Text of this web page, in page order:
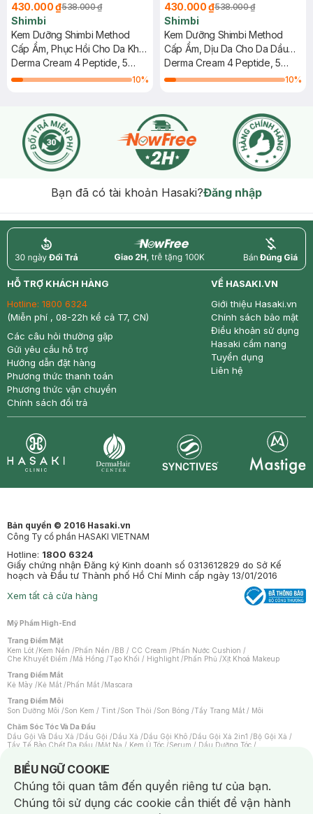
430.000 ₫538.000 ₫
Shimbi
Kem Dưỡng Shimbi Method
Cấp Ẩm, Phục Hồi Cho Da Khô
45g
Derma Cream 4 Peptide, 5
Ceramide, Urea - Rich Moist10%
430.000 ₫538.000 ₫
Shimbi
Kem Dưỡng Shimbi Method
Cấp Ẩm, Dịu Da Cho Da Dầu
45g
Derma Cream 4 Peptide, 5
Ceramide, Urea - Moist Clear
10%
Bạn đã có tài khoản Hasaki?Đăng nhập
return nowfree price
HỖ TRỢ KHÁCH HÀNG
Hotline: 1800 6324
(Miễn phí , 08-22h kể cả T7, CN)
Các câu hỏi thường gặp
Gửi yêu cầu hỗ trợ
Hướng dẫn đặt hàng
Phương thức thanh toán
Phương thức vận chuyển
Chính sách đổi trả
VỀ HASAKI.VN
Giới thiệu Hasaki.vn
Chính sách bảo mật
Điều khoản sử dụng
Hasaki cẩm nang
Tuyển dụng
Liên hệ
Bản quyền © 2016 Hasaki.vn
Công Ty cổ phần HASAKI VIETNAM
Hotline: 1800 6324
Giấy chứng nhận Đăng ký Kinh doanh số 0313612829 do Sở Kế
hoạch và Đầu tư Thành phố Hồ Chí Minh cấp ngày 13/01/2016
Xem tất cả cửa hàng
Mỹ Phẩm High-End
Trang Điểm Mặt
Kem Lót /Kem Nền /Phấn Nền /BB / CC Cream /Phấn Nước Cushion /
Che Khuyết Điểm /Má Hồng /Tạo Khối / Highlight /Phấn Phủ /Xịt Khoá Makeup
Trang Điểm Mắt
Kẻ Mày /Kẻ Mắt /Phấn Mắt /Mascara
Trang Điểm Môi
Son Dưỡng Môi /Son Kem / Tint /Son Thỏi /Son Bóng /Tẩy Trang Mắt / Môi
Chăm Sóc Tóc Và Da Đầu
Dầu Gội Và Dầu Xả /Dầu Gội /Dầu Xả /Dầu Gội Khô /Dầu Gội Xả 2in1 /Bộ Gội Xả /
Tẩy Tế Bào Chết Da Đầu /Mặt Nạ / Kem Ủ Tóc /Serum / Dầu Dưỡng Tóc /
Máy Sấy Tóc
Lược
Kem Tẩy Lông/Dụng Cụ Tẩy Lông
Nước Hoa
BIỂU NGỮ COOKIE
Notice about cookies usage
Chúng tôi quan tâm đến quyền riêng tư của bạn.
Chúng tôi sử dụng các cookie cần thiết để vận hành